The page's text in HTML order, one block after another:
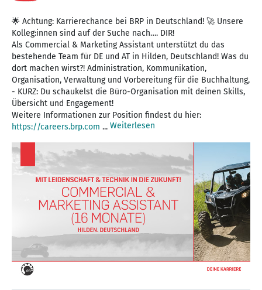
🌟 Achtung: Karrierechance bei BRP in Deutschland! 🚀 Unsere
Kolleg:innen sind auf der Suche nach…. DIR!
Als Commercial & Marketing Assistant unterstützt du das
bestehende Team für DE und AT in Hilden, Deutschland! Was du
dort machen wirst?! Administration, Kommunikation,
Organisation, Verwaltung und Vorbereitung für die Buchhaltung,
- KURZ: Du schaukelst die Büro-Organisation mit deinen Skills,
Übersicht und Engagement!
Weitere Informationen zur Position findest du hier:
https://careers.brp.com ... Weiterlesen